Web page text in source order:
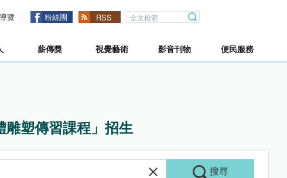
覽 粉絲團 RSS
薪傳獎 視覺藝術 影音刊物 便民服務
雕塑傳習課程」招生
搜尋